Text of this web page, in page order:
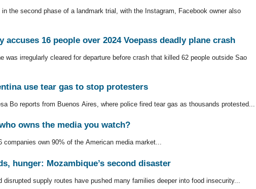
the second phase of a landmark trial, with the Instagram, Facebook owner also
accuses 16 people over 2024 Voepass deadly plane crash
was irregularly cleared for departure before crash that killed 62 people outside Sao
use tear gas to stop protesters
Bo reports from Buenos Aires, where police fired tear gas as thousands protested...
owns the media you watch?
companies own 90% of the American media market...
hunger: Mozambique’s second disaster
disrupted supply routes have pushed many families deeper into food insecurity...